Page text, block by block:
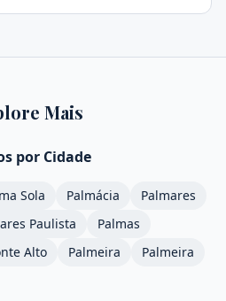
Mais
por Cidade
Sola Palmácia
Palmares
Paulista
Palmas
Alto Palmeira
Palmeira